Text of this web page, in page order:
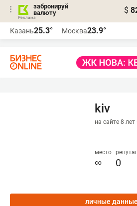
забронируй
валюту
$
Казань25.3° Москва23.9°
kiv
на сайте 8
место
∞ 0
личные данные